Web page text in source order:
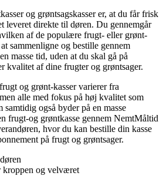
og grøntsagskasser er, at du får frisk
leveret direkte til døren. Du gennemgår
af de populære frugt- eller grønt-
sammenligne og bestille gennem
masse tid, uden at du skal gå på
kvalitet af dine frugter og grøntsager.
og grønt-kasser varierer fra
alle med fokus på høj kvalitet som
samtidig også byder på en masse
frugt-og grøntkasse gennem NemtMåltid
hvor du kan bestille din kasse
på frugt og grøntsager.
og velværet